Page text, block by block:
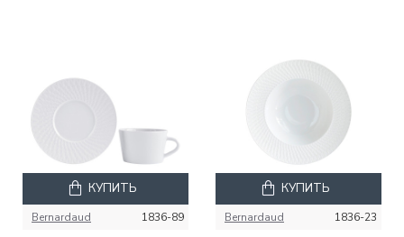
Bernardaud 1836-89
КУПИТЬ
Bernardaud 1836-23
КУПИТЬ